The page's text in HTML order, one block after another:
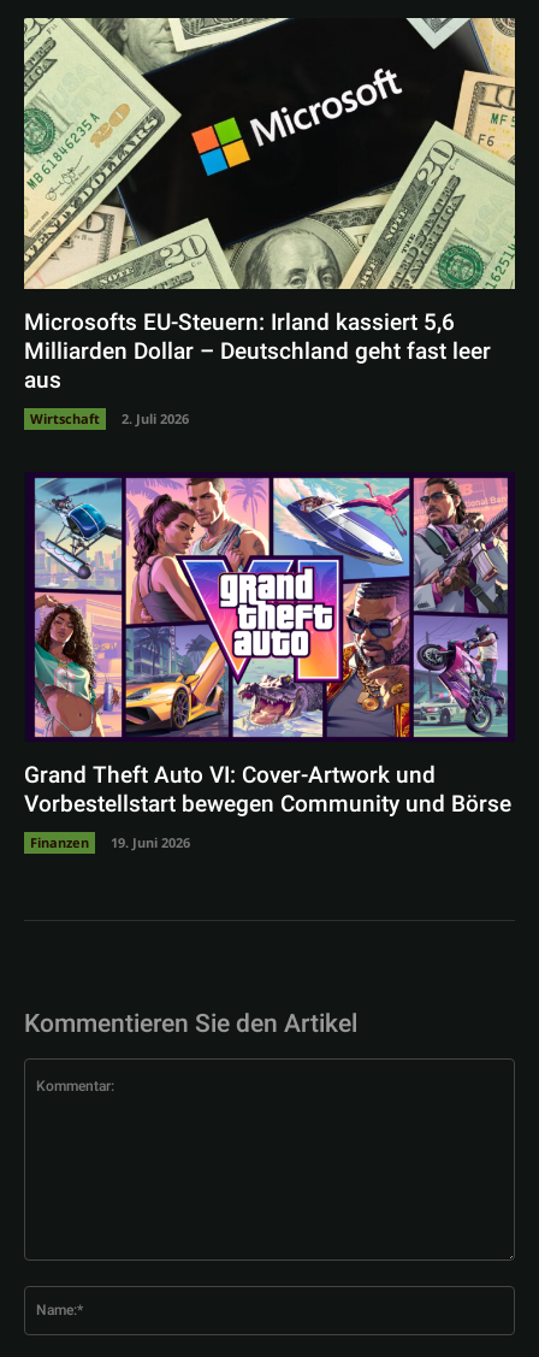
Microsofts EU-Steuern: Irland kassiert 5,6
Milliarden Dollar – Deutschland geht fast leer
aus
Wirtschaft 2. Juli 2026
Grand Theft Auto VI: Cover-Artwork und
Vorbestellstart bewegen Community und Börse
Finanzen 19. Juni 2026
Kommentieren Sie den Artikel